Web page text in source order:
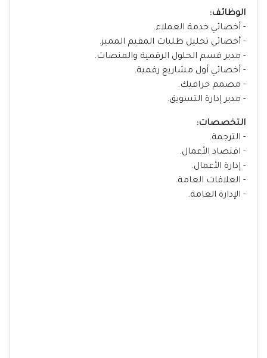
الوظائف:
- أخصائي خدمة العملاء.
- أخصائي تحليل طلبات المقيم المميز.
- مدير قسم الحلول الرقمية والمنصات.
- أخصائي أول مشاريع رقمية.
- مصمم جرافيك.
- مدير إدارة التسويق.
التخصصات:
- الترجمة.
- اقتصاد الأعمال.
- إدارة الأعمال.
- العلاقات العامة.
- الإدارة العامة.